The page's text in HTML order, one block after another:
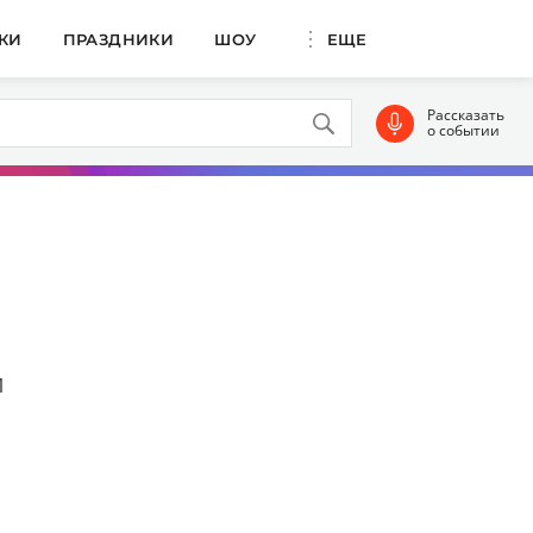
ПРАЗДНИКИ ШОУ ЕЩЕ
Рассказать
о событии